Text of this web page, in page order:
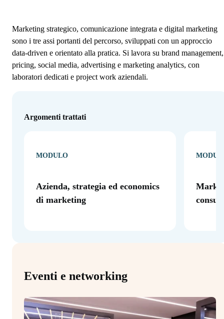
Marketing strategico, comunicazione integrata e digital marketing
sono i tre assi portanti del percorso, sviluppati con un approccio
data-driven e orientato alla pratica. Si lavora su brand management,
pricing, social media, advertising e marketing analytics, con
laboratori dedicati e project work aziendali.
Argomenti trattati
MODULO
Azienda, strategia ed economics
di marketing
Eventi e networking